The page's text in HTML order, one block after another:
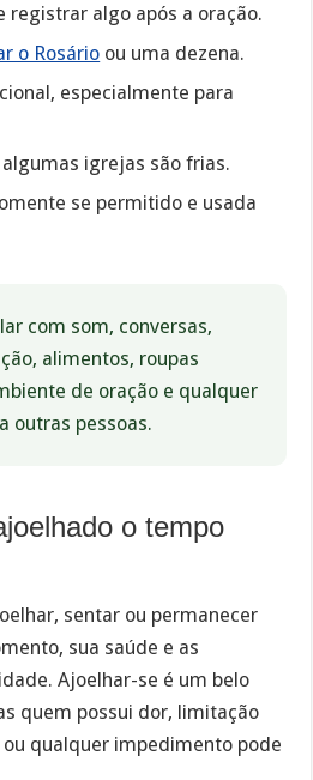
registrar algo após a oração.
o Rosário ou uma dezena.
especialmente para
algumas igrejas são frias.
se permitido e usada
com som, conversas,
alimentos, roupas
de oração e qualquer
outras pessoas.
o tempo
sentar ou permanecer
sua saúde e as
Ajoelhar-se é um belo
quem possui dor, limitação
qualquer impedimento pode